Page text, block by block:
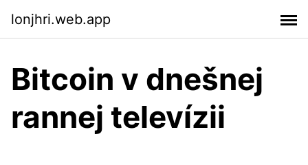
lonjhri.web.app
Bitcoin v dnešnej
rannej televízii